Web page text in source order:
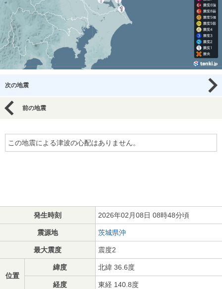
次の地震
前の地震
この地震による津波の心配はありません。
発生時刻 2026年02月08日 08時48分頃
震源地 茨城県沖
最大震度 震度2
位置
緯度 北緯 36.6度
経度 東経 140.8度